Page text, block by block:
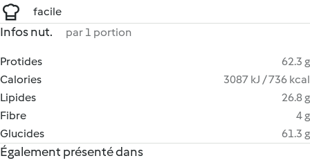
facile
Infos nut. par 1 portion
Protides
62.3 g
Calories
3087 kJ / 736 kcal
Lipides
26.8 g
Fibre
4 g
Glucides
61.3 g
Également présenté dans